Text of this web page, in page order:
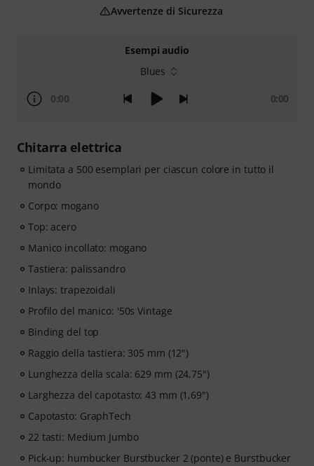
Esempi audio
Blues
0:00 0:00
Chitarra elettrica
Limitata a 500 esemplari per ciascun colore in tutto il
mondo
Corpo: mogano
Top: acero
Manico incollato: mogano
Tastiera: palissandro
Inlays: trapezoidali
Profilo del manico: '50s Vintage
Binding del top
Raggio della tastiera: 305 mm (12")
Lunghezza della scala: 629 mm (24,75")
Larghezza del capotasto: 43 mm (1,69")
Capotasto: GraphTech
22 tasti: Medium Jumbo
Pick-up: humbucker Burstbucker 2 (ponte) e Burstbucker
Avvertenze di Sicurezza